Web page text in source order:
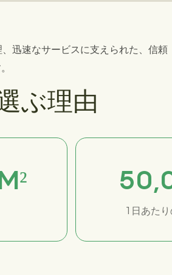
迅速なサービスに支えられた、信頼
ぶ理由
50
1日あた